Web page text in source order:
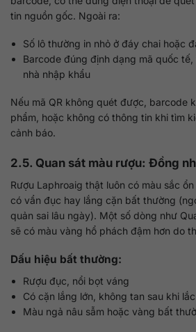
tin nguồn gốc. Ngoài ra:
Số lô thường in nhỏ ở đáy chai hoặc
Barcode đúng định dạng mã quốc
nhà nhập khẩu
Nếu mã QR không quét được, barcode
phẩm, hoặc không có thông tin khi tìm
cảnh báo.
2.5. Quan sát màu rượu: Đồng
Rượu Laphroaig thật luôn có màu sắc
có vẩn đục hay lắng cặn bất thường
quản sai lâu ngày). Một số dòng như
sẽ có màu vàng hổ phách đậm hơn do
Dấu hiệu bất thường:
Rượu đục, nổi bọt váng
Có cặn lắng lớn, không tan sau khi
Màu ngả nâu sẫm hoặc vàng bất